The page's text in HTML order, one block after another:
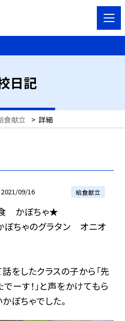
日記
食献立 > 詳細
2021/09/16 給食献立
食 かぼちゃ★
ちゃのグラタン オニオ
をしたクラスの子から「先
ーす！」と声をかけてもら
ぼちゃでした。